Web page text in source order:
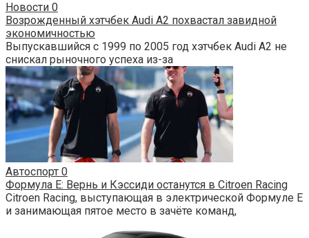
Новости 0
Возрожденный хэтчбек Audi A2 похвастал завидной
экономичностью
Выпускавшийся с 1999 по 2005 год хэтчбек Audi A2 не
снискал рыночного успеха из-за
Автоспорт 0
Формула Е: Вернь и Кэссиди останутся в Citroen Racing
Citroen Racing, выступающая в электрической Формуле Е
и занимающая пятое место в зачёте команд,